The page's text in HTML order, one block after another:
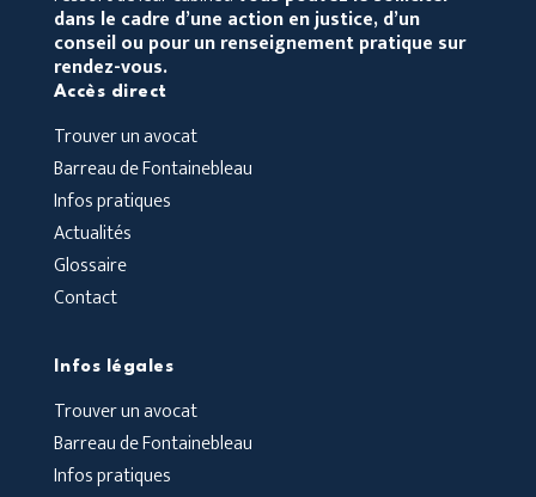
dans le cadre d’une action en justice, d’un
conseil ou pour un renseignement pratique sur
rendez-vous.
Accès direct
Trouver un avocat
Barreau de Fontainebleau
Infos pratiques
Actualités
Glossaire
Contact
Infos légales
Trouver un avocat
Barreau de Fontainebleau
Infos pratiques